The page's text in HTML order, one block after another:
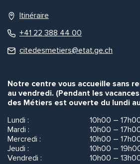
Itinéraire
+41 22 388 44 00
citedesmetiers@etat.ge.ch
Notre centre vous accueille sans
au vendredi. (Pendant les
des Métiers est ouverte du lundi
Lundi :
10h00 –
Mardi :
10h00 –
Mercredi :
10h00 –
Jeudi :
10h00 –
Vendredi :
10h00 –